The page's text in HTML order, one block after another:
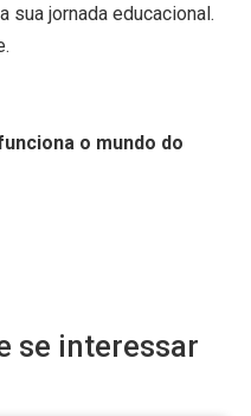
sua jornada educacional.
o mundo do
se interessar